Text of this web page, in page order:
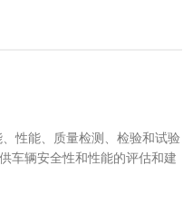
性能、质量检测、检验和试验
车辆安全性和性能的评估和建